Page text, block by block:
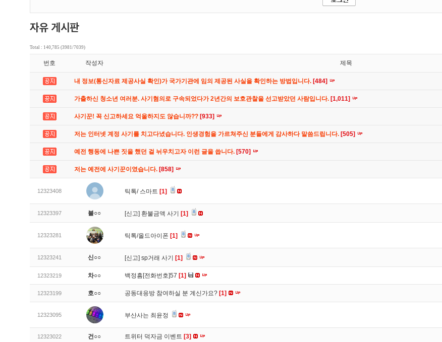
Total : 140,785 (3981/7039)
번호 작성자 제목
내 정보(통신자료 제공사실 확인)가 국가기관에 임의 제공된 사실을 확인하는 방법입니다. [484]
가출하신 청소년 여러분. 사기혐의로 구속되었다가 2년간의 보호관찰을 선고받았던 사람입니다. [1,011]
사기꾼! 꼭 신고하세요 억울하지도 않습니까?? [933]
저는 인터넷 계정 사기를 치고다녔습니다. 인생경험을 가르쳐주신 분들에게 감사하다 말씀드립니다. [505]
예전 행동에 나쁜 짓을 했던 걸 뉘우치고자 이런 글을 씁니다. [570]
저는 예전에 사기꾼이였습니다. [858]
12323408 틱톡/ 스마트 [1]
12323397 불○○ [신고] 환불금액 사기 [1]
12323281 틱톡/올드아이폰 [1]
12323241 신○○ [신고] sp거래 사기 [1]
12323219 차○○ 백정흠[전화번호]57 [1]
12323199 호○○ 공동대응방 참여하실 분 계신가요? [1]
12323095 부산사는 최윤정
12323022 건○○ 트위터 덕자금 이벤트 [3]